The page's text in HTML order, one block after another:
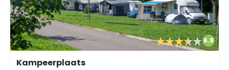
6.9
Kampeerplaats